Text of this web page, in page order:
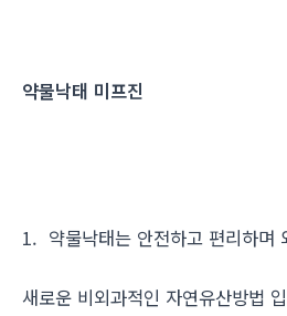
약물낙태 미프진
1. 약물낙태는 안전하고 편리하며
새로운 비외과적인 자연유산방법